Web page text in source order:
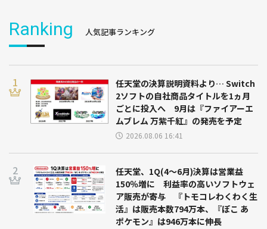
Ranking 人気記事ランキング
任天堂の決算説明資料より… Switch
2ソフトの自社商品タイトルを1ヵ月
ごとに投入へ 9月は『ファイアーエ
ムブレム 万紫千紅』の発売を予定
2026.08.06 16:41
任天堂、1Q(4～6月)決算は営業益
150％増に 利益率の高いソフトウェ
ア販売が寄与 『トモコレわくわく生
活』は販売本数794万本、『ぽこ あ
ポケモン』は946万本に伸長